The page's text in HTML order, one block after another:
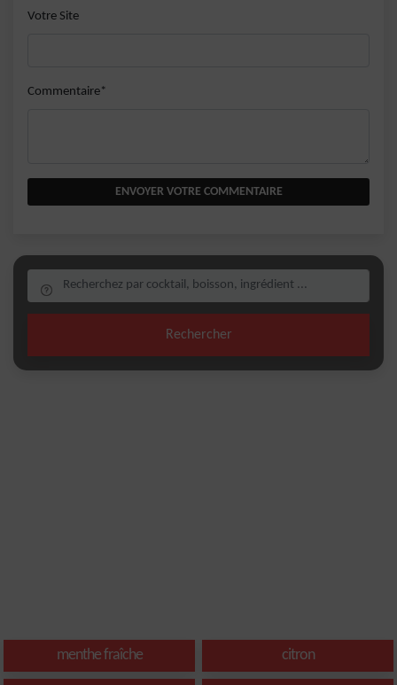
Votre Site
Commentaire*
ENVOYER VOTRE COMMENTAIRE
Rechercher
menthe fraîche citron